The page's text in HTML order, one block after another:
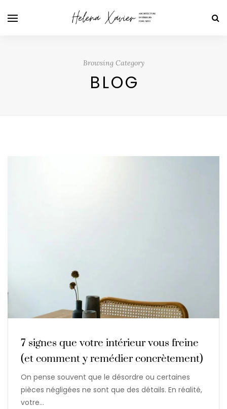
Browsing Category
BLOG
7 signes que votre intérieur vous freine
(et comment y remédier concrètement)
On pense souvent que le désordre ou certaines
pièces négligées ne sont que des détails. En réalité,
votre…